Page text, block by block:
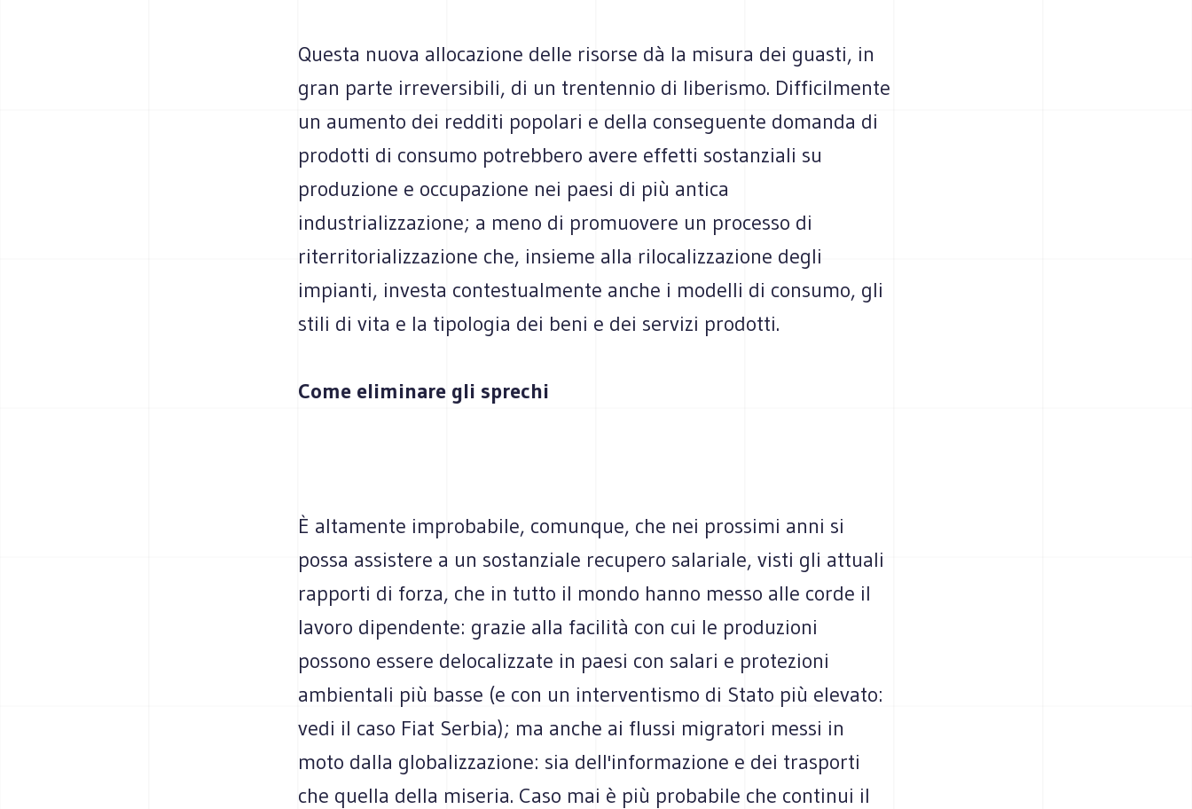
Questa nuova allocazione delle risorse dà la misura dei guasti, in
gran parte irreversibili, di un trentennio di liberismo. Difficilmente
un aumento dei redditi popolari e della conseguente domanda di
prodotti di consumo potrebbero avere effetti sostanziali su
produzione e occupazione nei paesi di più antica
industrializzazione; a meno di promuovere un processo di
riterritorializzazione che, insieme alla rilocalizzazione degli
impianti, investa contestualmente anche i modelli di consumo, gli
stili di vita e la tipologia dei beni e dei servizi prodotti.
Come eliminare gli sprechi
È altamente improbabile, comunque, che nei prossimi anni si
possa assistere a un sostanziale recupero salariale, visti gli attuali
rapporti di forza, che in tutto il mondo hanno messo alle corde il
lavoro dipendente: grazie alla facilità con cui le produzioni
possono essere delocalizzate in paesi con salari e protezioni
ambientali più basse (e con un interventismo di Stato più elevato:
vedi il caso Fiat Serbia); ma anche ai flussi migratori messi in
moto dalla globalizzazione: sia dell'informazione e dei trasporti
che quella della miseria. Caso mai è più probabile che continui il